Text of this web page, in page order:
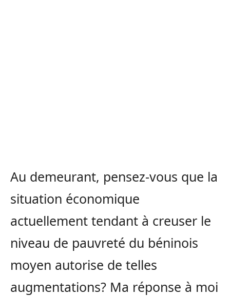
Au demeurant, pensez-vous que la
situation économique
actuellement tendant à creuser le
niveau de pauvreté du béninois
moyen autorise de telles
augmentations? Ma réponse à moi